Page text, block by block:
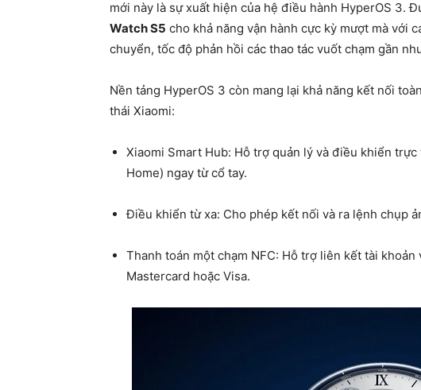
mới này là sự xuất hiện của hệ điều hành HyperOS 3.
Watch S5 cho khả năng vận hành cực kỳ mượt mà với
chuyển, tốc độ phản hồi các thao tác vuốt chạm gần
Nền tảng HyperOS 3 còn mang lại khả năng kết nối
thái Xiaomi:
Xiaomi Smart Hub: Hỗ trợ quản lý và điều khiển
Home) ngay từ cổ tay.
Điều khiển từ xa: Cho phép kết nối và ra lệnh chụp
Thanh toán một chạm NFC: Hỗ trợ liên kết tài
Mastercard hoặc Visa.